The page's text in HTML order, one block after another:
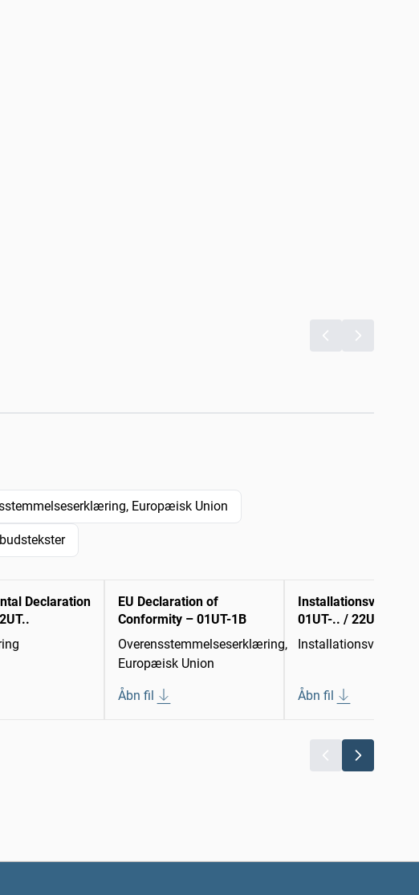
Europæisk Union
Declaration
EU Declaration of
Conformity – 01UT-1B
Overensstemmelseserklæring,
Europæisk Union
Åbn fil
01UT-.. / 22UT-..
Åbn fil